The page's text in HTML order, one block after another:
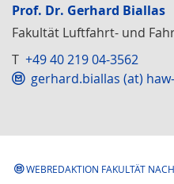
Prof. Dr. Gerhard Biallas
Fakultät Luftfahrt- und
T +49 40 219 04-3562
gerhard.biallas (at)
WEBREDAKTION FAKULTÄT